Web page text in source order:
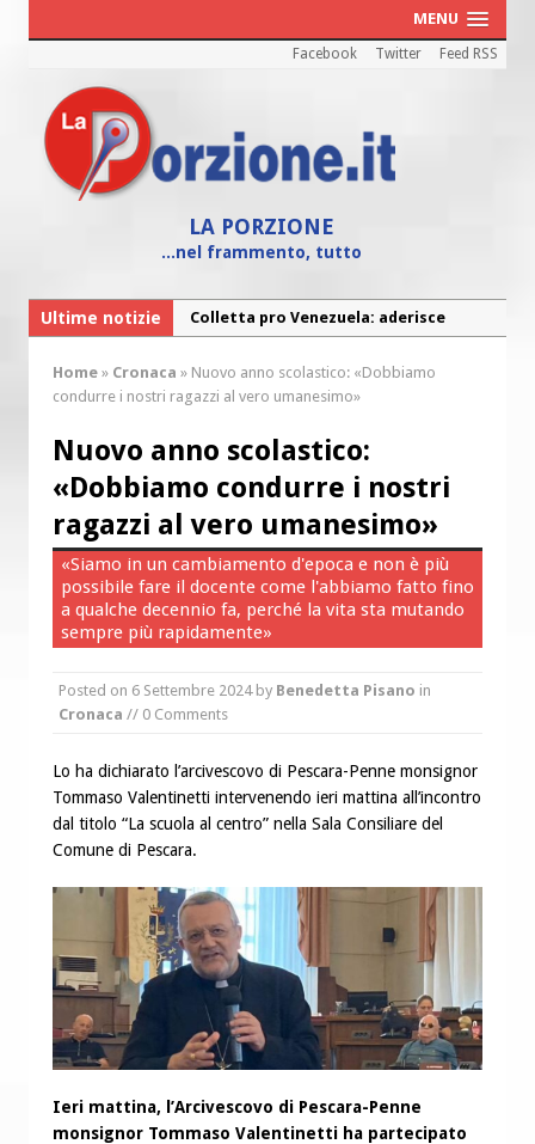
MENU
Facebook Twitter Feed RSS
LA PORZIONE
...nel frammento, tutto
Ultime notizie
Colletta pro Venezuela: aderisce
Fine vita: la Chiesa Cattolica inglese si
Torna la festa della Madonnina a
Montesilvano: “Tanta la devozione”
Torna la festa di Sant’Andrea:
“Chiediamogli di legarci al bene”
“Chiediamo al Signore di capire ciò che
è buono, giusto e santo per la nostra
vita”
Home » Cronaca » Nuovo anno scolastico: «Dobbiamo
condurre i nostri ragazzi al vero umanesimo»
Nuovo anno scolastico:
«Dobbiamo condurre i nostri
ragazzi al vero umanesimo»
«Siamo in un cambiamento d'epoca e non è più
possibile fare il docente come l'abbiamo fatto fino
a qualche decennio fa, perché la vita sta mutando
sempre più rapidamente»
Posted on 6 Settembre 2024by Benedetta Pisano in
Cronaca // 0 Comments
Lo ha dichiarato l’arcivescovo di Pescara-Penne monsignor
Tommaso Valentinetti intervenendo ieri mattina all’incontro
dal titolo “La scuola al centro” nella Sala Consiliare del
Comune di Pescara.
Ieri mattina, l’Arcivescovo di Pescara-Penne
monsignor Tommaso Valentinetti ha partecipato